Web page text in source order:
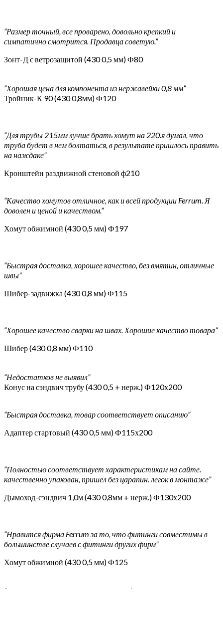
“Размер точный, все проварено, довольно крепкий и
симпатично смотрится. Продавца советую.”
Зонт-Д с ветрозащитой (430 0,5 мм) Ф80
“Хорошая цена для компонента из нержавейки 0,8 мм”
Тройник-К 90 (430 0,8мм) Ф120
“Для трубы 215мм лучше брать хомут на 220.я думал, что
труба будет в нем болтаться, в результате пришлось править
на наждаке”
Кронштейн раздвижной стеновой ф210
“Качество хомутов отличное, как и всей продукции Ferrum. Я
доволен и ценой и качеством.”
Хомут обжимной (430 0,5 мм) Ф197
“Быстрая доставка, хорошее качество, без вмятин, отличные
швы”
Шибер-задвижка (430 0,8 мм) Ф115
“Хорошее качество сварки на швах. Хорошие качество товара”
Шибер (430 0,8 мм) Ф110
“Недостатков не выявил”
Конус на сэндвич трубу (430 0,5 + нерж.) Ф120х200
“Быстрая доставка, товар соответствует описанию”
Адаптер стартовый (430 0,5 мм) Ф115х200
“Полностью соответствует характеристикам на сайте.
качественно упакован, пришел без царапин. легок в монтаже”
Дымоход-сэндвич 1,0м (430 0,8мм + нерж.) Ф130х200
“Нравится фирма Ferrum за то, что фитинги совместимы в
большинстве случаев с фитинги других фирм”
Хомут обжимной (430 0,5 мм) Ф125
“Товар отличного качества! Удобный механизм. Рекомендую.